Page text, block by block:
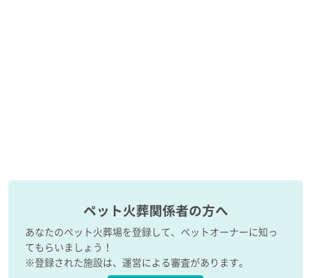
ペット火葬関係者の方へ
あなたのペット火葬場を登録して、ペットオーナーに知っ
てもらいましょう！
※登録された施設は、運営による審査があります。